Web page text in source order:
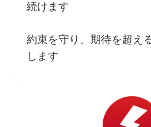
続けます
約束を守り、期待を超え
します